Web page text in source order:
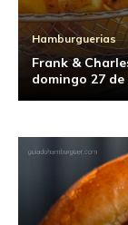
Hamburguerias
Frank &
domingo 27